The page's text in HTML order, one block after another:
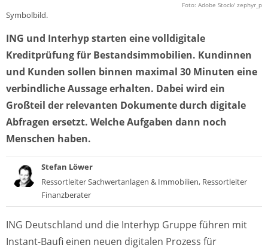
Foto: Adobe Stock/ zephyr_p
Symbolbild.
ING und Interhyp starten eine volldigitale
Kreditprüfung für Bestandsimmobilien. Kundinnen
und Kunden sollen binnen maximal 30 Minuten eine
verbindliche Aussage erhalten. Dabei wird ein
Großteil der relevanten Dokumente durch digitale
Abfragen ersetzt. Welche Aufgaben dann noch
Menschen haben.
Stefan Löwer
Ressortleiter Sachwertanlagen & Immobilien, Ressortleiter
Finanzberater
ING Deutschland und die Interhyp Gruppe führen mit
Instant-Baufi einen neuen digitalen Prozess für